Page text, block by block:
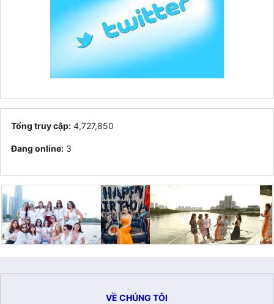
Tổng truy cập: 4,727,850
Đang online: 3
VỀ CHÚNG TÔI